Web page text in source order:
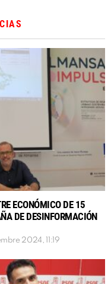
ECONÓMICO DE 15
DE DESINFORMACIÓN
2024, 11:19